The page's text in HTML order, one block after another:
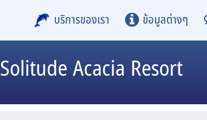
บริการของเรา ข้อมูลต่างๆ
Solitude Acacia Resort